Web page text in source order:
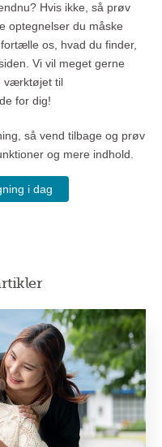
Hvis ikke, så prøv
optegnelser du måske
os, hvad du finder,
Vi vil meget gerne
værktøjet til
for dig!
så vend tilbage og prøv
og mere indhold.
i dag